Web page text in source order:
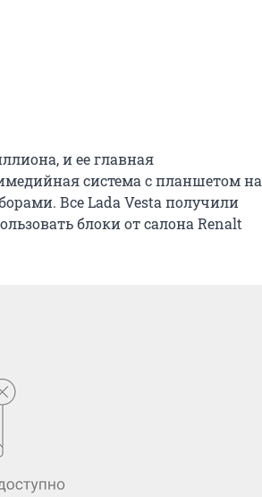
и ее главная
система с планшетом на
Все Lada Vesta получили
блоки от салона Renalt